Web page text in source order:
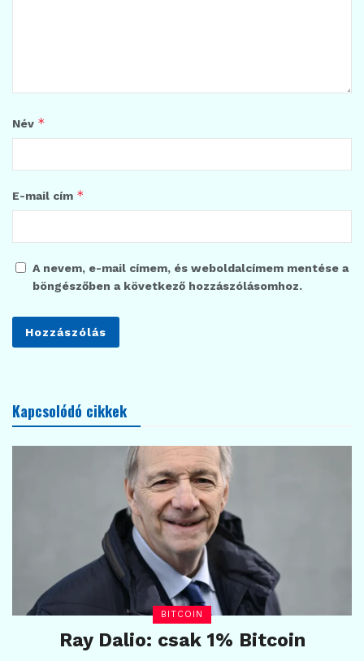
Név *
E-mail cím *
A nevem, e-mail címem, és weboldalcímem mentése a
böngészőben a következő hozzászólásomhoz.
Kapcsolódó cikkek
BITCOIN
Ray Dalio: csak 1% Bitcoin